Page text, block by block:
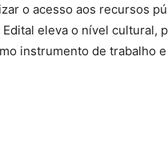
o acesso aos recursos
eleva o nível cultural,
instrumento de trabalho